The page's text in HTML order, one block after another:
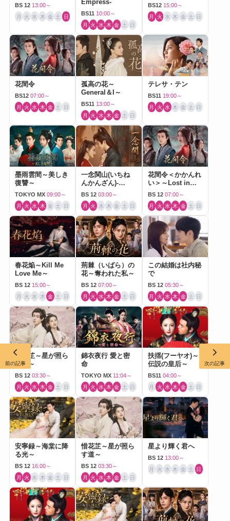
BS 12 13:00～
月 火 水 木 金 土 日
Empress-
BS11 10:00～
月 火 水 木 金 土 日
BS12 15:00～
月 火 水 木 金 土 日
花間令
BS12 07:00～
月 火 水 木 金 土 日
孤高の花～
General＆I～
BS11 13:00～
月 火 水 木 金 土 日
テレサ・テン
BS11 19:00～
月 火 水 木 金 土 日
墨雨雲間～美しき
復讐～
TOKYO MX 09:00～
月 火 水 木 金 土 日
一念関山(いちね
んかんざん)-
Journey to Love-
BS 12 03:00～
月 火 水 木 金 土 日
花間令＜かかんれ
い＞～Lost in
Love～
BS 12 07:00～
月 火 水 木 金 土 日
春花焔～Kill Me
Love Me～
BS 12 15:00～
月 火 水 木 金 土 日
荊棘（いばら）の
花～奪われた私～
BS 12 07:00～
月 火 水 木 金 土 日
この結婚は社内秘
で
BS 12 05:30～
月 火 水 木 金 土 日
惜花芷～星が照ら
す道～
BS 12 03:30～
月 火 水 木 金 土 日
錦衣夜行 愛と密
命
TOKYO MX 11:04～
月 火 水 木 金 土 日
扶揺(フーヤオ)～
伝説の皇后～
BS11 04:00～
月 火 水 木 金 土 日
安寧録～海棠に降
る光～
BS 12 16:00～
月 火 水 木 金 土 日
惜花芷～星が照ら
す道～
BS 12 03:30～
月 火 水 木 金 土 日
星より輝く君へ
BS 12 13:00～
月 火 水 木 金 土 日
前の記事 次の記事